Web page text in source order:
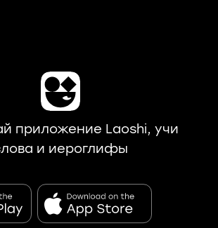
приложение Laoshi, учи
и иероглифы